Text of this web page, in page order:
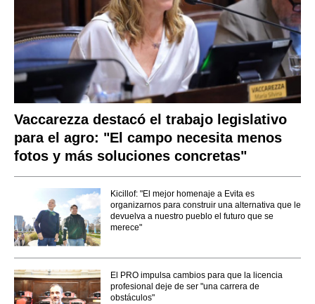
Vaccarezza destacó el trabajo legislativo
para el agro: "El campo necesita menos
fotos y más soluciones concretas"
Kicillof: "El mejor homenaje a Evita es
organizarnos para construir una alternativa que le
devuelva a nuestro pueblo el futuro que se
merece"
El PRO impulsa cambios para que la licencia
profesional deje de ser "una carrera de
obstáculos"